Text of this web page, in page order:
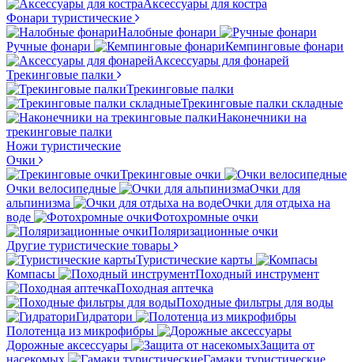
Аксессуары для костра
Фонари туристические
Налобные фонари
Ручные фонари
Кемпинговые фонари
Аксессуары для фонарей
Трекинговые палки
Трекинговые палки
Трекинговые палки складные
Наконечники на
трекинговые палки
Ножи туристические
Очки
Трекинговые очки
Очки велосипедные
Очки для
альпинизма
Очки для отдыха на
воде
Фотохромные очки
Поляризационные очки
Другие туристические товары
Туристические карты
Компасы
Походный инструмент
Походная аптечка
Походные фильтры для воды
Гидратори
Полотенца из микрофибры
Дорожные аксессуары
Защита от
насекомых
Гамаки туристические